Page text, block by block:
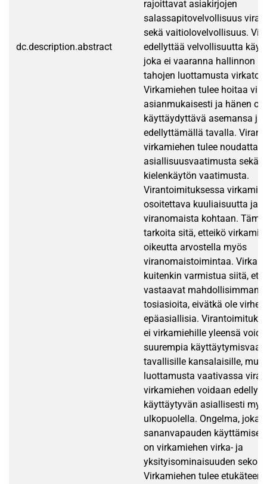
dc.description.abstract
rajoittavat asiakirjojen
salassapitovelvollisuus
sekä vaitiolovelvollisuus.
edellyttää velvollisuutta
joka ei vaaranna hallinnon
tahojen luottamusta
Virkamiehen tulee hoitaa
asianmukaisesti ja hänen on
käyttäydyttävä asemansa ja
edellyttämällä tavalla.
virkamiehen tulee noudattaa
asiallisuusvaatimusta sekä
kielenkäytön vaatimusta.
Virantoimituksessa
osoitettava kuuliaisuutta ja
viranomaista kohtaan.
tarkoita sitä, etteikö
oikeutta arvostella myös
viranomaistoimintaa.
kuitenkin varmistua siitä,
vastaavat mahdollisimman
tosiasioita, eivätkä ole
epäasiallisia.
ei virkamiehille yleensä
suurempia
tavallisille kansalaisille,
luottamusta vaativassa
virkamiehen voidaan
käyttäytyvän asiallisesti
ulkopuolella. Ongelma, joka
sananvapauden
on virkamiehen virka- ja
yksityisominaisuuden
Virkamiehen tulee etukäteen